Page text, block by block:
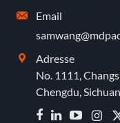

Email

Adresse
No. 1111,
Chengdu, Sichuan
